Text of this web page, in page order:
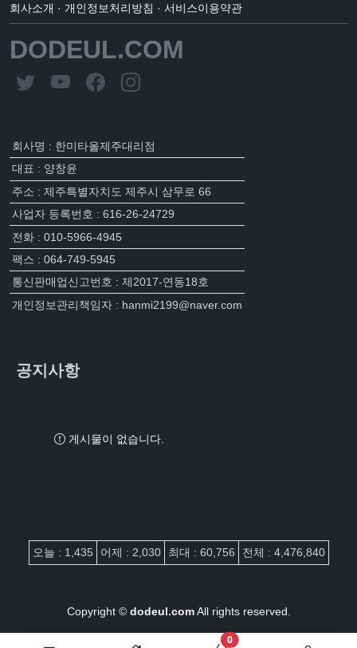
회사소개 · 개인정보처리방침 · 서비스이용약관
DODEUL.COM
회사명 : 한미타올제주대리점
대표 : 양창윤
주소 : 제주특별자치도 제주시 삼무로 66
사업자 등록번호 : 616-26-24729
전화 : 010-5966-4945
팩스 : 064-749-5945
통신판매업신고번호 : 제2017-연동18호
개인정보관리책임자 : hanmi2199@naver.com
공지사항
게시물이 없습니다.
접속자집계
오늘 : 1,435 어제 : 2,030 최대 : 60,756 전체 : 4,476,840
Copyright © dodeul.comAll rights reserved.
0장바구니 담은 개수